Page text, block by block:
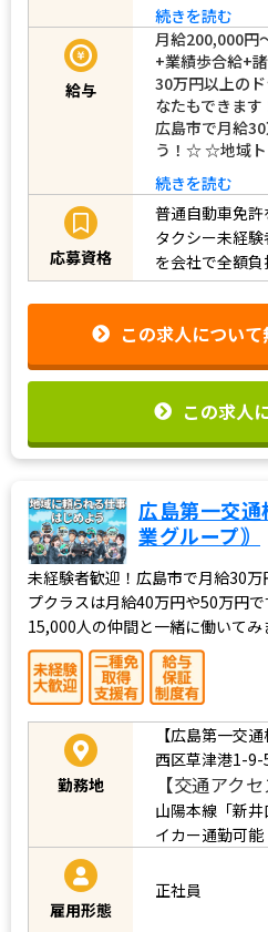
続きを読む
給与
月給200,000円
+業績歩合給+
30万円以上の
なたもできま
広島市で月給
う！☆ ☆地域
続きを読む
応募資格
普通自動車免
タクシー未経
を会社で全額負
この求人につい
この求人
広島第一交
業グループ｠
未経験者歓迎！広島市で月給30
プクラスは月給40万円や50万円
15,000人の仲間と一緒に働いてみ
勤務地
【広島第一交
西区草津港1-9-
【交通アクセ
山陽本線「新
イカー通勤可能
雇用形態
正社員